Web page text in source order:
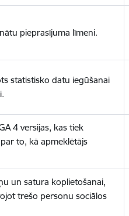
pieprasījuma līmeni.
statistisko datu iegūšanai
4 versijas, kas tiek
to, kā apmeklētājs
un satura koplietošanai,
trešo personu sociālos